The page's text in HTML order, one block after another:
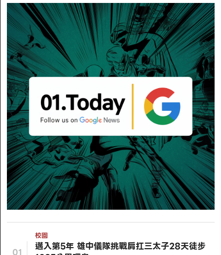
01
校園
邁入第5年 雄中儀隊挑戰肩扛三太子28天徒步